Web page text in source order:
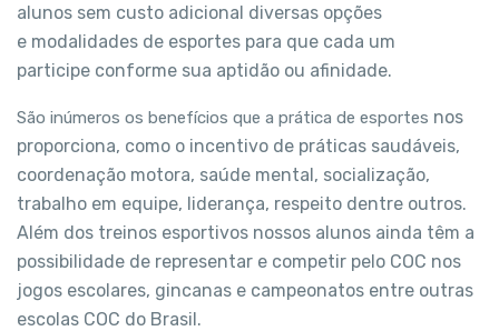
alunos sem custo adicional diversas opções
e modalidades de esportes para que cada um
participe conforme sua aptidão ou afinidade.
São inúmeros os benefícios que a prática de esportes nos
proporciona, como o incentivo de práticas saudáveis,
coordenação motora, saúde mental, socialização,
trabalho em equipe, liderança, respeito dentre outros.
Além dos treinos esportivos nossos alunos ainda têm a
possibilidade de representar e competir pelo COC nos
jogos escolares, gincanas e campeonatos entre outras
escolas COC do Brasil.